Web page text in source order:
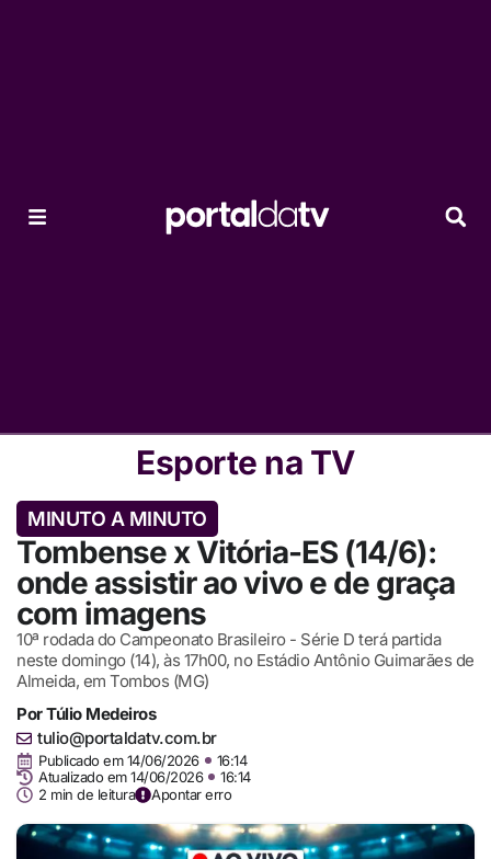
Esporte na TV
MINUTO A MINUTO
Tombense x Vitória-ES (14/6):
onde assistir ao vivo e de graça
com imagens
10ª rodada do Campeonato Brasileiro - Série D terá partida
neste domingo (14), às 17h00, no Estádio Antônio Guimarães de
Almeida, em Tombos (MG)
PorTúlio Medeiros
tulio@portaldatv.com.br
Publicado em 14/06/2026
16:14
Atualizado em 14/06/2026
16:14
2 min de leitura
Apontar erro